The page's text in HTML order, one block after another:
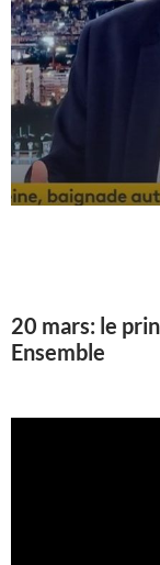
20 mars: le
Ensemble